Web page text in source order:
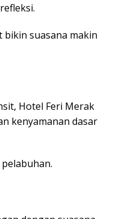
bikin suasana makin
Hotel Feri Merak
kenyamanan dasar